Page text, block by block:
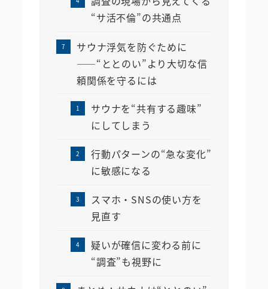
“サ活不倫”の共通点
サウナ浮気を防ぐために
――“ととのい”より大切な信
頼関係を守るには
サウナを“共有する趣味”
にしてしまう
行動パターンの“急な変化”
に敏感になる
スマホ・SNSの使い方を
見直す
疑いが確信に変わる前に
“調査”も視野に